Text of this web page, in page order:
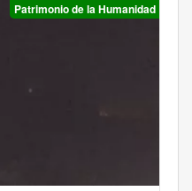
Patrimonio de la Humanidad